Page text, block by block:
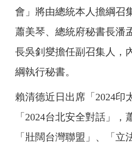
會」將由總統本人擔綱召
蕭美琴、總統府秘書長潘
長吳釗燮擔任副召集人，
綱執行秘書。
賴清德近日出席「2024印
「2024台北安全對話」
「壯闊台灣聯盟」、「立